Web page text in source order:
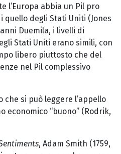
l’Europa abbia un Pil pro
quello degli Stati Uniti (Jones
Duemila, i livelli di
Stati Uniti erano simili, con
libero piuttosto che del
nel Pil complessivo
che si può leggere l’appello
economico “buono” (Rodrik,
, Adam Smith (1759,